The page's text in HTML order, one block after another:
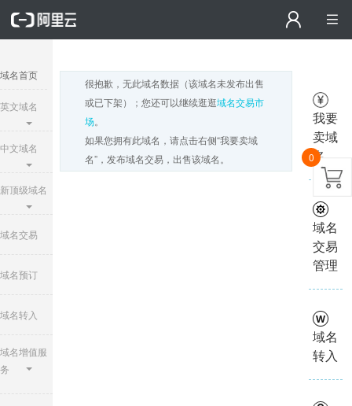
域名首页
英文域名
中文域名
新顶级域名
域名交易
域名预订
域名转入
域名增值服
务
很抱歉，无此域名数据（该域名未发布出售
或已下架）；您还可以继续逛逛域名交易市
场。
如果您拥有此域名，请点击右侧“我要卖域
名”，发布域名交易，出售该域名。
我要
卖域
名
域名
交易
管理
域名
转入
0